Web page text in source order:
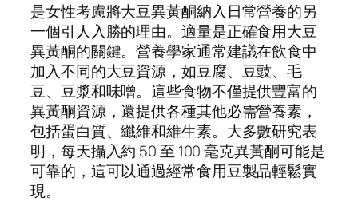
是女性考慮將大豆異黃酮納入日常營養的另
一個引人入勝的理由。適量是正確食用大豆
異黃酮的關鍵。營養學家通常建議在飲食中
加入不同的大豆資源，如豆腐、豆豉、毛
豆、豆漿和味噌。這些食物不僅提供豐富的
異黃酮資源，還提供各種其他必需營養素，
包括蛋白質、纖維和維生素。大多數研究表
明，每天攝入約 50 至 100 毫克異黃酮可能是
可靠的，這可以通過經常食用豆製品輕鬆實
現。